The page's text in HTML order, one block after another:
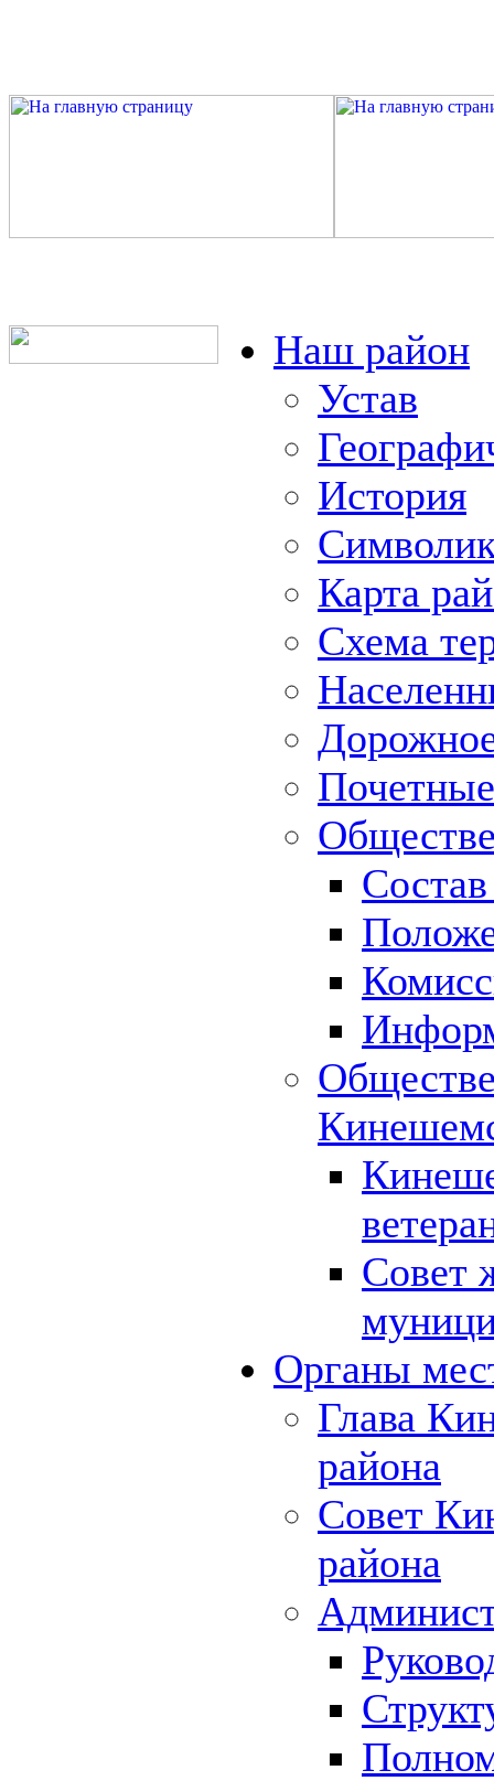
Наш район
Устав
История
Карта
Схема
Совет
Органы
Глава
района
Совет
района